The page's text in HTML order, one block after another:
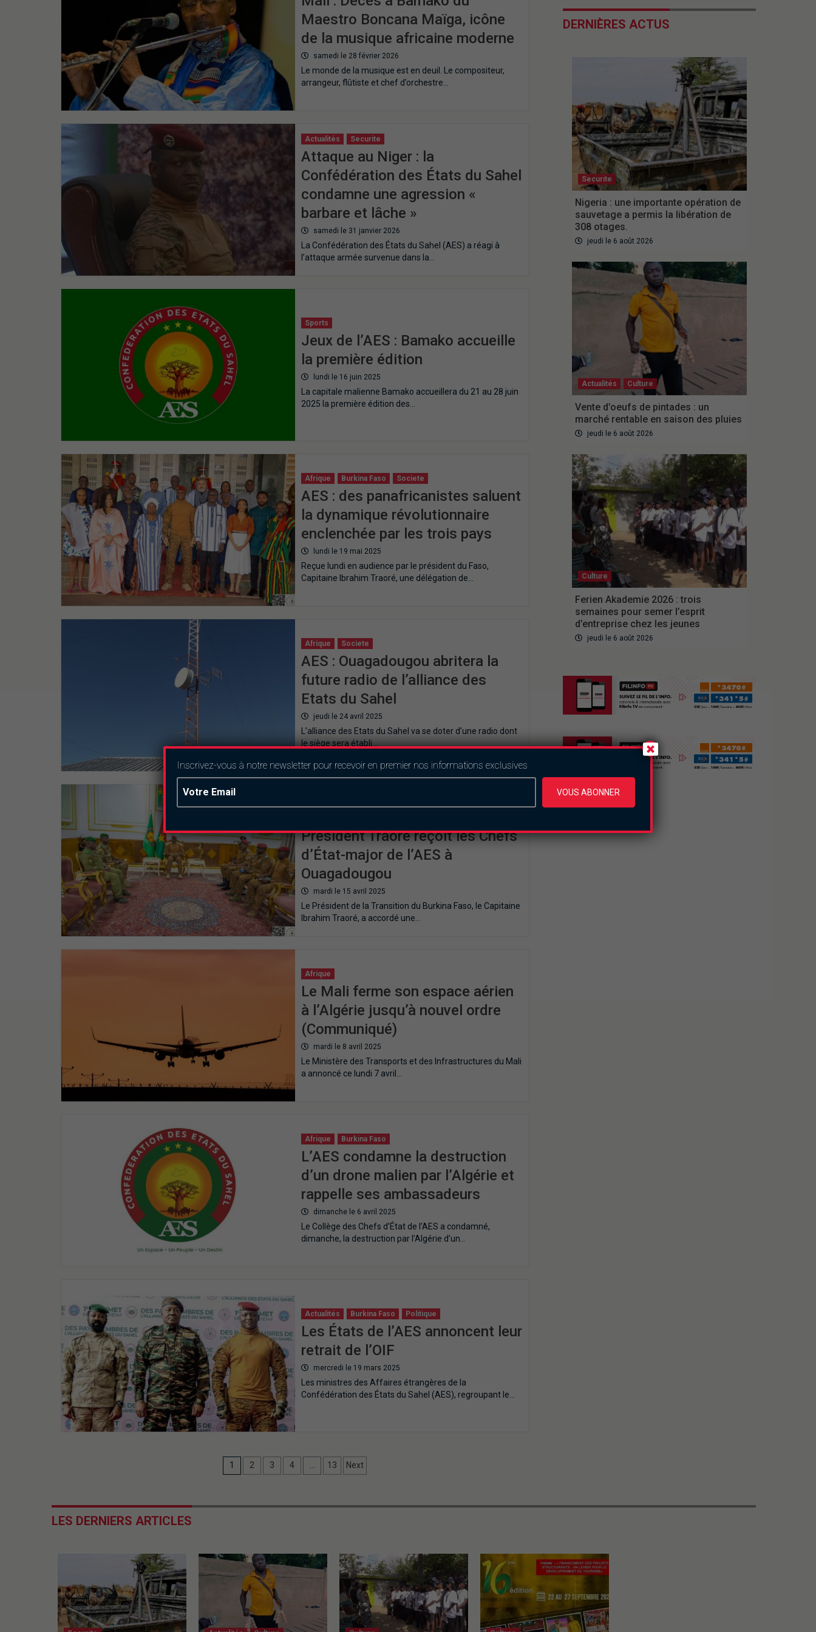
Maestro Boncana Maïga, icône
de la musique africaine moderne
samedi le 28 février 2026
Le monde de la musique est en deuil. Le compositeur,
arrangeur, flûtiste et chef d’orchestre…
Actualités Securite
Attaque au Niger : la
Confédération des États du Sahel
condamne une agression «
barbare et lâche »
samedi le 31 janvier 2026
La Confédération des États du Sahel (AES) a réagi à
l’attaque armée survenue dans la…
Sports
Jeux de l’AES : Bamako accueille
la première édition
lundi le 16 juin 2025
La capitale malienne Bamako accueillera du 21 au 28 juin
2025 la première édition des…
Afrique Burkina Faso Societe
AES : des panafricanistes saluent
la dynamique révolutionnaire
enclenchée par les trois pays
lundi le 19 mai 2025
Reçue lundi en audience par le président du Faso,
Capitaine Ibrahim Traoré, une délégation de…
Afrique Societe
AES : Ouagadougou abritera la
future radio de l’alliance des
Etats du Sahel
jeudi le 24 avril 2025
L’alliance des Etats du Sahel va se doter d’une radio dont
le siège sera établi…
Président Traoré reçoit les Chefs
d’État-major de l’AES à
Ouagadougou
mardi le 15 avril 2025
Le Président de la Transition du Burkina Faso, le Capitaine
Ibrahim Traoré, a accordé une…
Afrique
Le Mali ferme son espace aérien
à l’Algérie jusqu’à nouvel ordre
(Communiqué)
mardi le 8 avril 2025
Le Ministère des Transports et des Infrastructures du Mali
a annoncé ce lundi 7 avril…
Afrique Burkina Faso
L’AES condamne la destruction
d’un drone malien par l’Algérie et
rappelle ses ambassadeurs
dimanche le 6 avril 2025
Le Collège des Chefs d’État de l’AES a condamné,
dimanche, la destruction par l’Algérie d’un…
Actualités Burkina Faso Politique
Les États de l’AES annoncent leur
retrait de l’OIF
mercredi le 19 mars 2025
Les ministres des Affaires étrangères de la
Confédération des États du Sahel (AES), regroupant le…
1 2 3 4 … 13 Next
DERNIÈRES ACTUS
Securite
Nigeria : une importante opération de
sauvetage a permis la libération de
308 otages.
jeudi le 6 août 2026
Actualités Culture
Vente d’oeufs de pintades : un
marché rentable en saison des pluies
jeudi le 6 août 2026
Culture
Ferien Akademie 2026 : trois
semaines pour semer l’esprit
d’entreprise chez les jeunes
jeudi le 6 août 2026
LES DERNIERS ARTICLES
Inscrivez-vous à notre newsletter pour recevoir en premier nos informations exclusives
VOUS ABONNER